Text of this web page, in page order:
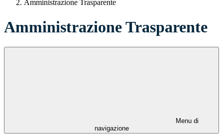
Amministrazione Trasparente
Amministrazione Trasparente
Menu di
navigazione